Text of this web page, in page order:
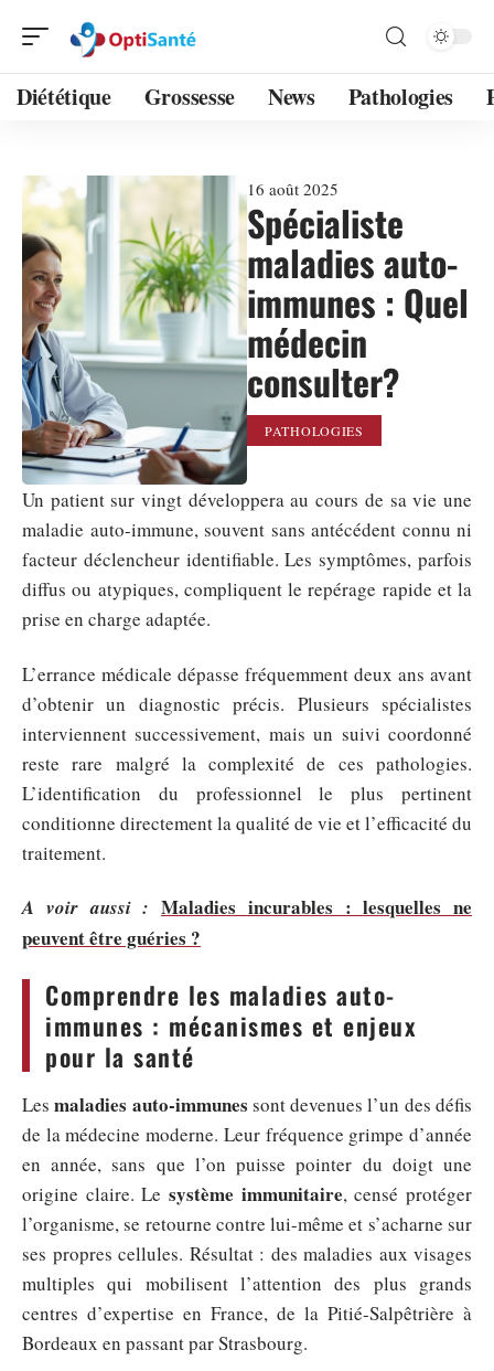
Diététique Grossesse News Pathologies
16 août 2025
Spécialiste
maladies auto-
immunes : Quel
médecin
consulter?
PATHOLOGIES
Un patient sur vingt développera au cours de sa vie une
maladie auto-immune, souvent sans antécédent connu ni
facteur déclencheur identifiable. Les symptômes, parfois
diffus ou atypiques, compliquent le repérage rapide et la
prise en charge adaptée.
L’errance médicale dépasse fréquemment deux ans avant
d’obtenir un diagnostic précis. Plusieurs spécialistes
interviennent successivement, mais un suivi coordonné
reste rare malgré la complexité de ces pathologies.
L’identification du professionnel le plus pertinent
conditionne directement la qualité de vie et l’efficacité du
traitement.
A voir aussi : Maladies incurables : lesquelles ne
peuvent être guéries ?
Comprendre les maladies auto-
immunes : mécanismes et enjeux
pour la santé
Lesmaladies auto-immunes sont devenues l’un des défis
de la médecine moderne. Leur fréquence grimpe d’année
en année, sans que l’on puisse pointer du doigt une
origine claire. Le système immunitaire, censé protéger
l’organisme, se retourne contre lui-même et s’acharne sur
ses propres cellules. Résultat : des maladies aux visages
multiples qui mobilisent l’attention des plus grands
centres d’expertise en France, de la Pitié-Salpêtrière à
Bordeaux en passant par Strasbourg.